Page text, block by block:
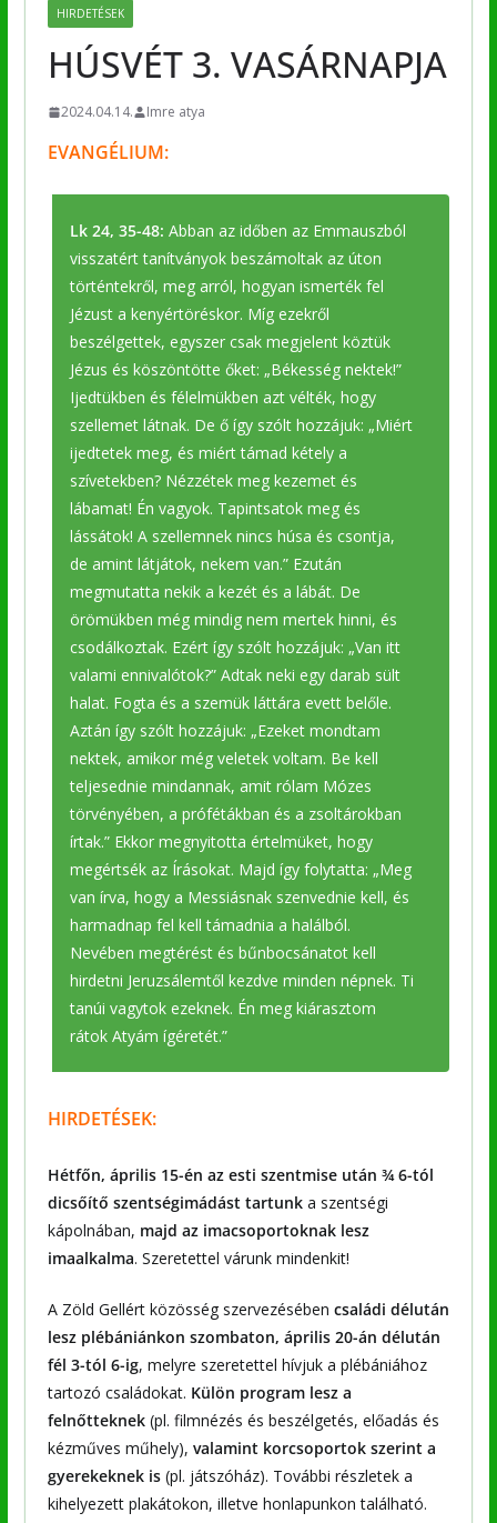
HIRDETÉSEK
HÚSVÉT 3. VASÁRNAPJA
2024.04.14. Imre atya
EVANGÉLIUM:
Lk 24, 35-48: Abban az időben az Emmauszból
visszatért tanítványok beszámoltak az úton
történtekről, meg arról, hogyan ismerték fel
Jézust a kenyértöréskor. Míg ezekről
beszélgettek, egyszer csak megjelent köztük
Jézus és köszöntötte őket: „Békesség nektek!”
Ijedtükben és félelmükben azt vélték, hogy
szellemet látnak. De ő így szólt hozzájuk: „Miért
ijedtetek meg, és miért támad kétely a
szívetekben? Nézzétek meg kezemet és
lábamat! Én vagyok. Tapintsatok meg és
lássátok! A szellemnek nincs húsa és csontja,
de amint látjátok, nekem van.” Ezután
megmutatta nekik a kezét és a lábát. De
örömükben még mindig nem mertek hinni, és
csodálkoztak. Ezért így szólt hozzájuk: „Van itt
valami ennivalótok?” Adtak neki egy darab sült
halat. Fogta és a szemük láttára evett belőle.
Aztán így szólt hozzájuk: „Ezeket mondtam
nektek, amikor még veletek voltam. Be kell
teljesednie mindannak, amit rólam Mózes
törvényében, a prófétákban és a zsoltárokban
írtak.” Ekkor megnyitotta értelmüket, hogy
megértsék az Írásokat. Majd így folytatta: „Meg
van írva, hogy a Messiásnak szenvednie kell, és
harmadnap fel kell támadnia a halálból.
Nevében megtérést és bűnbocsánatot kell
hirdetni Jeruzsálemtől kezdve minden népnek. Ti
tanúi vagytok ezeknek. Én meg kiárasztom
rátok Atyám ígéretét.”
HIRDETÉSEK:
Hétfőn, április 15-én az esti szentmise után ¾ 6-tól
dicsőítő szentségimádást tartunka szentségi
kápolnában, majd az imacsoportoknak lesz
imaalkalma. Szeretettel várunk mindenkit!
A Zöld Gellért közösség szervezésében családi délután
lesz plébániánkon szombaton, április 20-án délután
fél 3-tól 6-ig, melyre szeretettel hívjuk a plébániához
tartozó családokat. Külön program lesz a
felnőtteknek(pl. filmnézés és beszélgetés, előadás és
kézműves műhely), valamint korcsoportok szerint a
gyerekeknek is(pl. játszóház). További részletek a
kihelyezett plakátokon, illetve honlapunkon található.